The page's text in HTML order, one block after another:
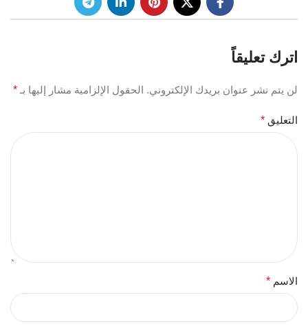
اترك تعليقاً
لن يتم نشر عنوان بريدك الإلكتروني. الحقول الإلزامية مشار إليها بـ *
التعليق *
الاسم *